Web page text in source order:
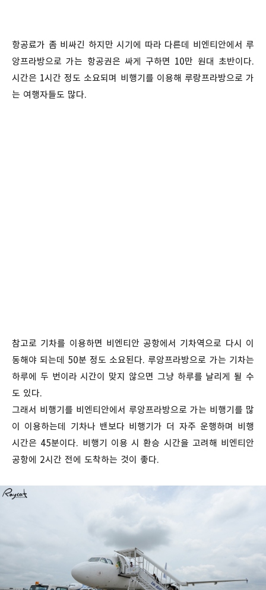
항공료가 좀 비싸긴 하지만 시기에 따라 다른데 비엔티안에서 루
앙프라방으로 가는 항공권은 싸게 구하면 10만 원대 초반이다.
시간은 1시간 정도 소요되며 비행기를 이용해 루랑프라방으로 가
는 여행자들도 많다.
참고로 기차를 이용하면 비엔티안 공항에서 기차역으로 다시 이
동해야 되는데 50분 정도 소요된다. 루앙프라방으로 가는 기차는
하루에 두 번이라 시간이 맞지 않으면 그냥 하루를 날리게 될 수
도 있다.
그래서 비행기를 비엔티안에서 루앙프라방으로 가는 비행기를 많
이 이용하는데 기차나 밴보다 비행기가 더 자주 운행하며 비행
시간은 45분이다. 비행기 이용 시 환승 시간을 고려해 비엔티안
공항에 2시간 전에 도착하는 것이 좋다.